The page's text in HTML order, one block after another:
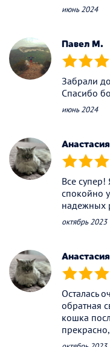
июнь 2024
Павел М.
(*) (*) (*)
Забрали
Спасибо
июнь 2024
Анастасия
(*) (*) (*)
Все супер!
спокойно
надежных
октябрь 2023
Анастасия
(*) (*) (*)
Осталась
обратная
кошка